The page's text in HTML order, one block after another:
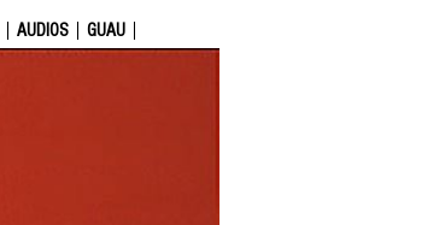
AUDIOS GUAU